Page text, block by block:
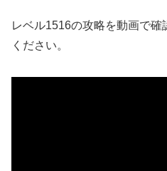
レベル1516の攻略を動画で
ください。